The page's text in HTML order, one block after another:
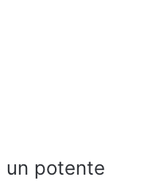
un potente